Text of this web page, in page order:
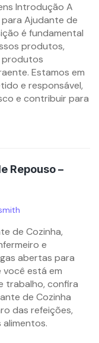
Introdução A
Ajudante de
é fundamental
produtos,
produtos
Estamos em
e responsável,
e contribuir para
Repouso –
de Cozinha,
e
abertas para
você está em
trabalho, confira
de Cozinha
das refeições,